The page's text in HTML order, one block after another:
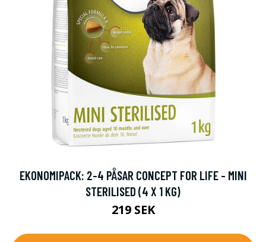
EKONOMIPACK: 2-4 PÅSAR CONCEPT FOR LIFE - MINI
STERILISED (4 X 1 KG)
219 SEK